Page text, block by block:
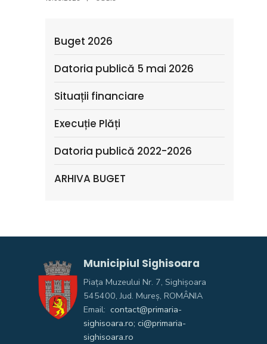
Buget 2026
Datoria publică 5 mai 2026
Situații financiare
Execuție Plăți
Datoria publică 2022-2026
ARHIVA BUGET
Municipiul Sighisoara
Piața Muzeului Nr. 7, Sighişoara
545400, Jud. Mureş, ROMÂNIA
Email: contact@primaria-
sighisoara.ro; ci@primaria-
sighisoara.ro